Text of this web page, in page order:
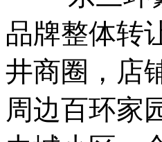
品牌整体转
井商圈，店
周边百环家